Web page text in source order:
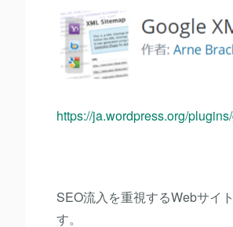
https://ja.wordpress.org/
SEO流入を重視するWebサイ
す。